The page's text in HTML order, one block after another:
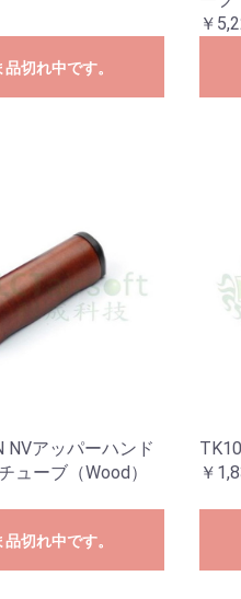
切れ中です。
￥
NVアッパーハンド
ューブ（Wood）
切れ中です。
￥